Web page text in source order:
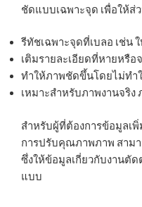
ชัดแบบเฉพาะจุด เพื่อให้ส่
รีทัชเฉพาะจุดที่เบลอ เช่น
เติมรายละเอียดที่หายหรือ
ทำให้ภาพชัดขึ้นโดยไม่ทำ
เหมาะสำหรับภาพงานจริ
สำหรับผู้ที่ต้องการข้อมูลเ
การปรับคุณภาพภาพ สามา
ซึ่งให้ข้อมูลเกี่ยวกับงานตั
แบบ